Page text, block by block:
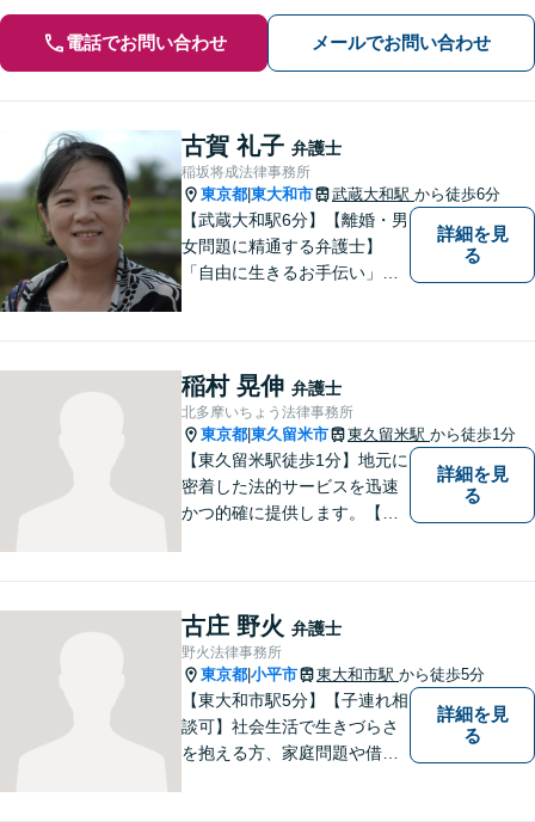
電話でお問い合わせ メールでお問い合わせ
古賀 礼子 弁護士
稲坂将成法律事務所
東京都 東大和市 武蔵大和駅 から徒歩6分
【武蔵大和駅6分】【離婚・男
女問題に精通する弁護士】
「自由に生きるお手伝い」を
お気軽にご相談ください。
【育休後アドバイザー／フェ
ファシリテーター資格保有】
詳細を見
る
稲村 晃伸 弁護士
北多摩いちょう法律事務所
東京都 東久留米市 東久留米駅 から徒歩1分
【東久留米駅徒歩1分】地元に
密着した法的サービスを迅速
かつ的確に提供します。【当
納得のいく解決を目指して、
全力を尽くします。【法テラ
ス利用可能】
詳細を見
る
古庄 野火 弁護士
野火法律事務所
東京都 小平市 東大和市駅 から徒歩5分
【東大和市駅5分】【子連れ相
談可】社会生活で生きづらさ
を抱える方、家庭問題や借金
詳細を見
る